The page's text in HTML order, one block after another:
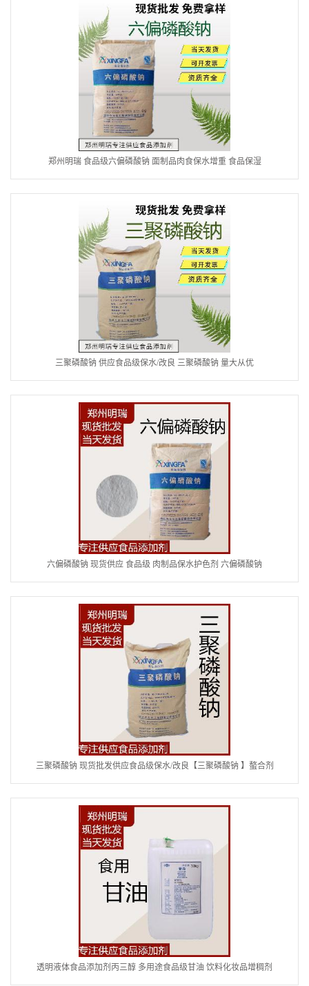
郑州明瑞 食品级六偏磷酸钠 面制品肉食保水增重 食品保湿
三聚磷酸钠 供应食品级保水/改良 三聚磷酸钠 量大从优
六偏磷酸钠 现货供应 食品级 肉制品保水护色剂 六偏磷酸钠
三聚磷酸钠 现货批发供应食品级保水/改良【三聚磷酸钠 】螯合剂
透明液体食品添加剂丙三醇 多用途食品级甘油 饮料化妆品增稠剂